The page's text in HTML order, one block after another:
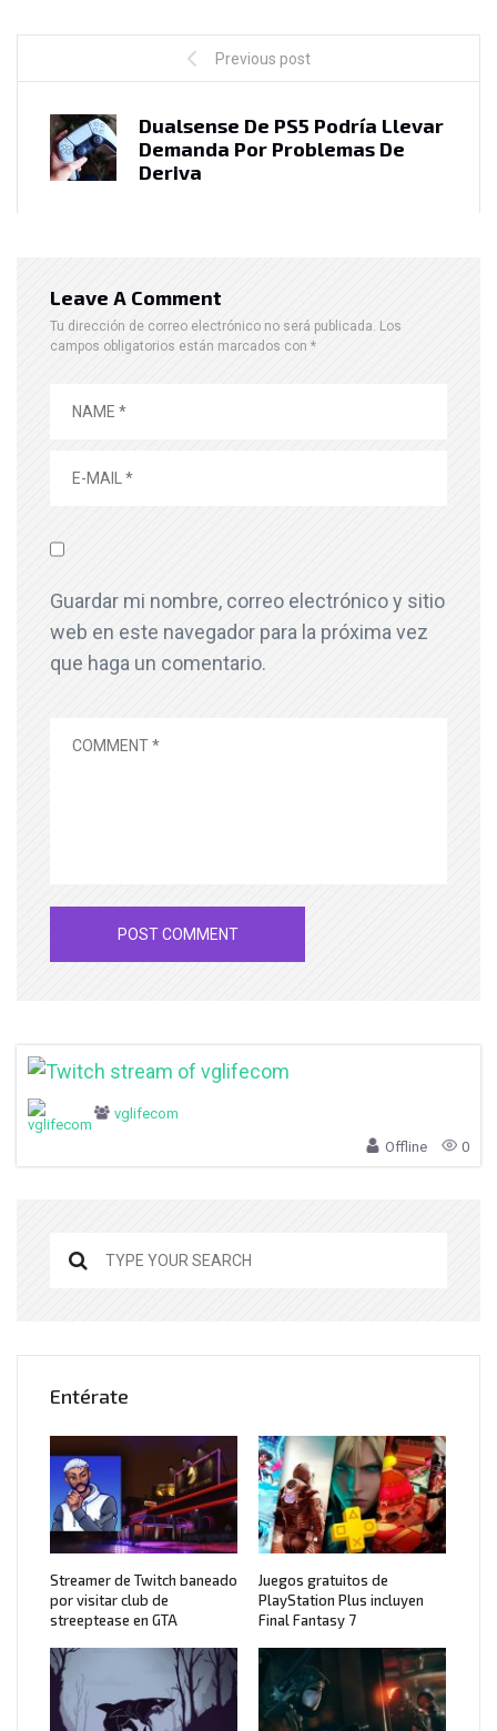
Previous post
Dualsense De PS5 Podría Llevar
Demanda Por Problemas De
Deriva
Leave A Comment
Tu dirección de correo electrónico no será publicada. Los
campos obligatorios están marcados con *
Guardar mi nombre, correo electrónico y sitio
web en este navegador para la próxima vez
que haga un comentario.
vglifecom
Offline 0
Entérate
Streamer de Twitch baneado
por visitar club de
streeptease en GTA
Juegos gratuitos de
PlayStation Plus incluyen
Final Fantasy 7